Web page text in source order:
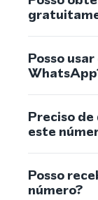
Posso
Preciso
este
Posso
número?